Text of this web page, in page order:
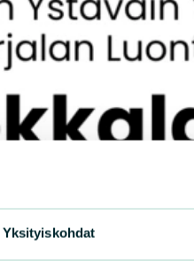
Yksityiskohdat